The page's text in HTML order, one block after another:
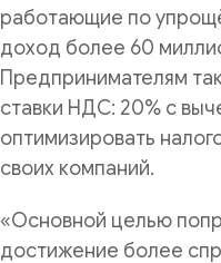
работающие по
доход более 60
Предпринимателям
ставки НДС: 20% с
оптимизировать
своих компаний.
«Основной целью
достижение более